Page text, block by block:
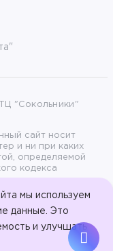
"Сокольники"
сайт носит
и ни при каких
определяемой
кодекса
согласие на
мы используем
данные. Это
и улучшать